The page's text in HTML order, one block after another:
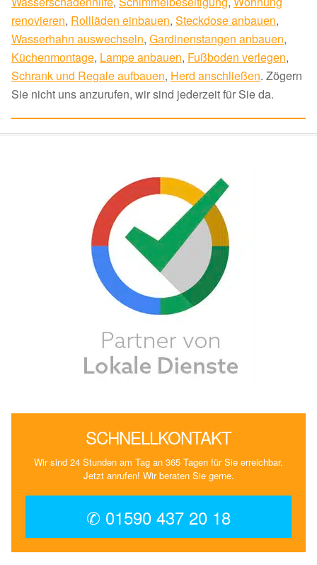
renovieren, Rollläden einbauen, Steckdose anbauen,
Wasserhahn auswechseln, Gardinenstangen anbauen,
Küchenmontage, Lampe anbauen, Fußboden verlegen,
Schrank und Regale aufbauen, Herd anschließen. Zögern
Sie nicht uns anzurufen, wir sind jederzeit für Sie da.
SCHNELLKONTAKT
Wir sind 24 Stunden am Tag an 365 Tagen für Sie erreichbar.
Jetzt anrufen! Wir beraten Sie gerne.
✆ 01590 437 20 18